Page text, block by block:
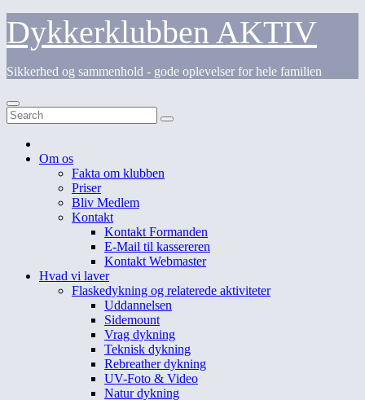
Skip
content
Dykkerklubben AKTIV
Sikkerhed og sammenhold - gode oplevelser for hele familien
Om os
Fakta om klubben
Priser
Bliv Medlem
Kontakt
Kontakt Formanden
E-Mail til kassereren
Kontakt Webmaster
Hvad vi laver
Flaskedykning og relaterede aktiviteter
Uddannelsen
Sidemount
Vrag dykning
Teknisk dykning
Rebreather dykning
UV-Foto & Video
Natur dykning